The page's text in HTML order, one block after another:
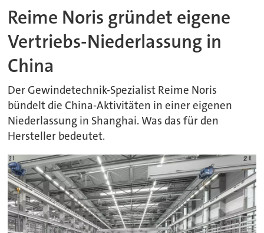
Reime Noris gründet eigene
Vertriebs-Niederlassung in
China
Der Gewindetechnik-Spezialist Reime Noris
bündelt die China-Aktivitäten in einer eigenen
Niederlassung in Shanghai. Was das für den
Hersteller bedeutet.